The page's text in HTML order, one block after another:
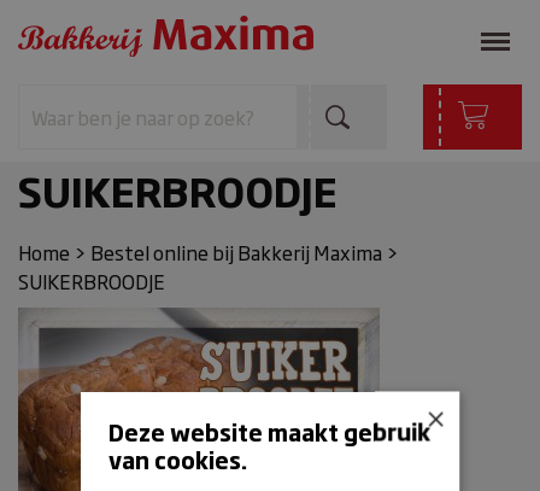
SUIKERBROODJE
Home > Bestel online bij Bakkerij Maxima >
SUIKERBROODJE
×
Deze website maakt gebruik
van cookies.